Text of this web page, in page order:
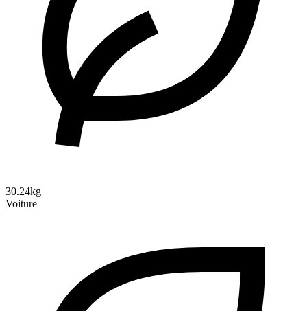
30.24kg
Voiture